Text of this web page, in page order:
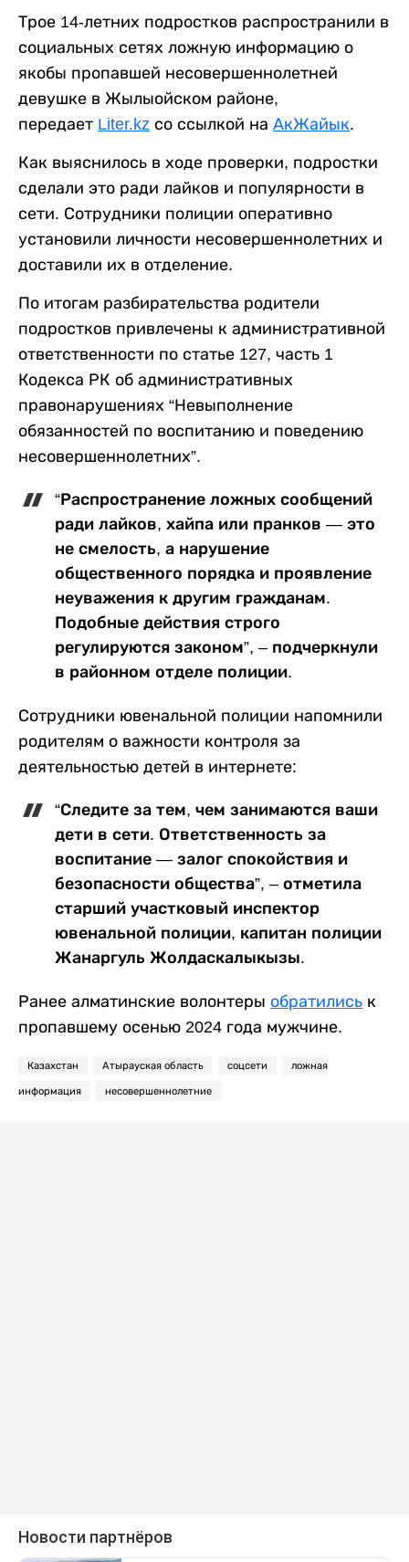
Трое 14-летних подростков распространили в
социальных сетях ложную информацию о
якобы пропавшей несовершеннолетней
девушке в Жылыойском районе,
передает Liter.kz со ссылкой на АкЖайык.
Как выяснилось в ходе проверки, подростки
сделали это ради лайков и популярности в
сети. Сотрудники полиции оперативно
установили личности несовершеннолетних и
доставили их в отделение.
По итогам разбирательства родители
подростков привлечены к административной
ответственности по статье 127, часть 1
Кодекса РК об административных
правонарушениях “Невыполнение
обязанностей по воспитанию и поведению
несовершеннолетних”.
“Распространение ложных сообщений
ради лайков, хайпа или пранков — это
не смелость, а нарушение
общественного порядка и проявление
неуважения к другим гражданам.
Подобные действия строго
регулируются законом”, – подчеркнули
в районном отделе полиции.
Сотрудники ювенальной полиции напомнили
родителям о важности контроля за
деятельностью детей в интернете:
“Следите за тем, чем занимаются ваши
дети в сети. Ответственность за
воспитание — залог спокойствия и
безопасности общества”, – отметила
старший участковый инспектор
ювенальной полиции, капитан полиции
Жанаргуль Жолдаскалыкызы.
Ранее алматинские волонтеры обратились к
пропавшему осенью 2024 года мужчине.
Казахстан Атырауская область соцсети ложная
информация несовершеннолетние